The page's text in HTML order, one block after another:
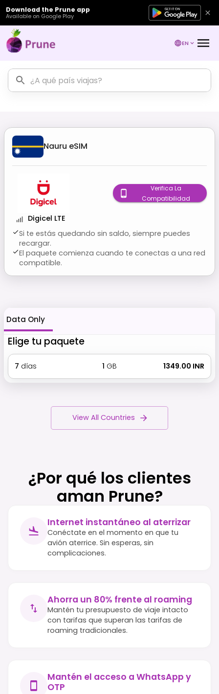
Download the Prune app
Available on Google Play
EN
Nauru eSIM
Digicel LTE
Si te estás quedando sin saldo, siempre puedes
recargar.
El paquete comienza cuando te conectas a una red
compatible.
Verifica La
Compatibilidad
Data Only
Elige tu paquete
7 días 1 GB ₹ 1349.00 INR
View All Countries
¿Por qué los clientes
aman Prune?
Internet instantáneo al aterrizar
Conéctate en el momento en que tu
avión aterrice. Sin esperas, sin
complicaciones.
Ahorra un 80% frente al roaming
Mantén tu presupuesto de viaje intacto
con tarifas que superan las tarifas de
roaming tradicionales.
Mantén el acceso a WhatsApp y
OTP